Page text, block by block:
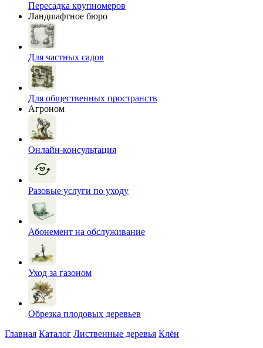
Пересадка крупномеров
Ландшафтное бюро
Для частных садов
Для общественных пространств
Агроном
Онлайн-консультация
Разовые услуги по уходу
Абонемент на обслуживание
Уход за газоном
Обрезка плодовых деревьев
Главная Каталог Лиственные деревья Клён